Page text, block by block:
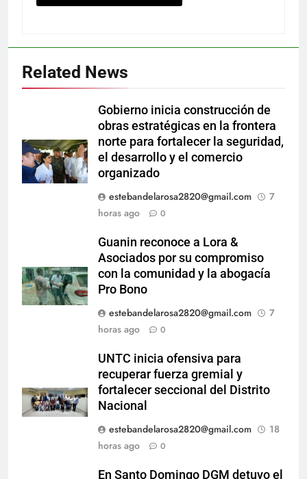
Related News
Gobierno inicia construcción de
obras estratégicas en la frontera
norte para fortalecer la seguridad,
el desarrollo y el comercio
organizado
estebandelarosa2820@gmail.com
7
horas ago
0
Guanin reconoce a Lora &
Asociados por su compromiso
con la comunidad y la abogacía
Pro Bono
estebandelarosa2820@gmail.com
7
horas ago
0
UNTC inicia ofensiva para
recuperar fuerza gremial y
fortalecer seccional del Distrito
Nacional
estebandelarosa2820@gmail.com
18
horas ago
0
En Santo Domingo DGM detuvo el